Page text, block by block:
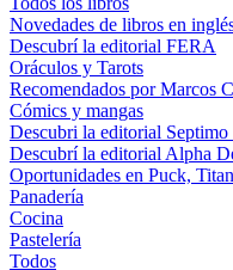
Novedades de libros en
Descubrí la editorial FERA
Oráculos y Tarots
Recomendados por Marcos
Cómics y mangas
Descubri la editorial Septimo
Descubrí la editorial Alpha
Oportunidades en Puck,
Panadería
Cocina
Pastelería
Todos